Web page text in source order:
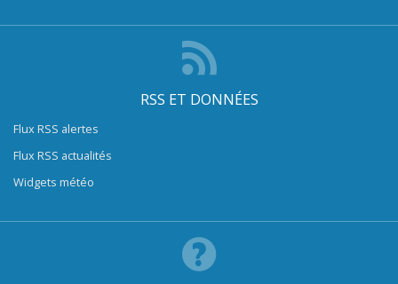
RSS ET DONNÉES
Flux RSS alertes
Flux RSS actualités
Widgets météo